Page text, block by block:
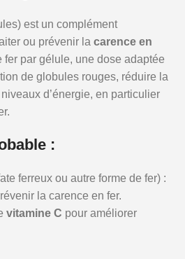
est un complément
ou prévenir la carence en
fer par gélule, une dose adaptée
de globules rouges, réduire la
d’énergie, en particulier
:
ferreux ou autre forme de fer) :
la carence en fer.
vitamine C pour améliorer